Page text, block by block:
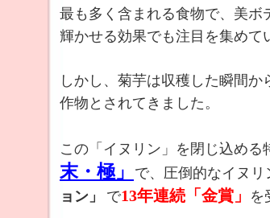
最も多く含まれる食物で、美ボ
輝かせる効果でも注目を集めて
しかし、菊芋は収穫した瞬間
作物とされてきました。
この「イヌリン」を閉じ込める
末・極」
で、圧倒的なイヌリ
ョン」
で13年連続「金賞」 を